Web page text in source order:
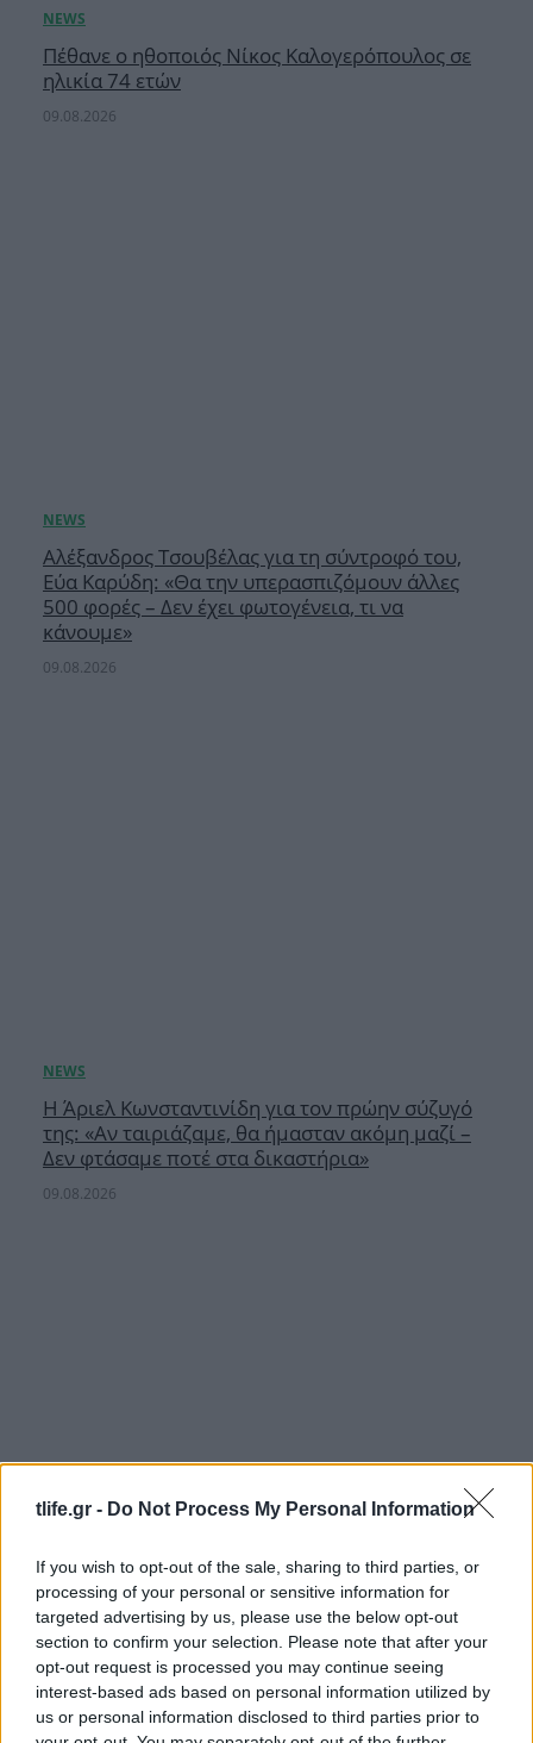
tlife.gr - Do Not Process My Personal Information
If you wish to opt-out of the sale, sharing to third parties, or
processing of your personal or sensitive information for
targeted advertising by us, please use the below opt-out
section to confirm your selection. Please note that after your
opt-out request is processed you may continue seeing
interest-based ads based on personal information utilized by
us or personal information disclosed to third parties prior to
Πέθανε ο ηθοποιός Νίκος Καλογερόπουλος σε
ηλικία 74 ετών
09.08.2026
Αλέξανδρος Τσουβέλας για τη σύντροφό του,
Εύα Καρύδη: «Θα την υπερασπιζόμουν άλλες
500 φορές – Δεν έχει φωτογένεια, τι να
κάνουμε»
09.08.2026
Η Άριελ Κωνσταντινίδη για τον πρώην σύζυγό
της: «Αν ταιριάζαμε, θα ήμασταν ακόμη μαζί –
Δεν φτάσαμε ποτέ στα δικαστήρια»
09.08.2026
Ιωάννα Τούνη: Αυτός είναι ο εξωτικός
προορισμός που επέλεξε για τα φετινά γενέθλιά
της
09.08.2026